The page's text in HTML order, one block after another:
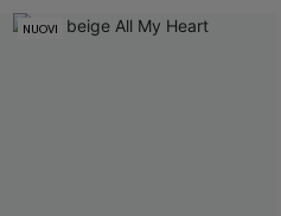
NUOVI